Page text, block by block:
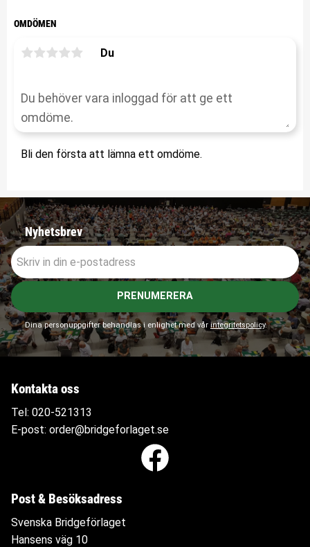
OMDÖMEN
Du
Bli den första att lämna ett omdöme.
Nyhetsbrev
PRENUMERERA
Dina personuppgifter behandlas i enlighet med vår integritetspolicy.
Kontakta oss
Tel: 020-521313
E-post: order@bridgeforlaget.se
Post & Besöksadress
Svenska Bridgeförlaget
Hansens väg 10